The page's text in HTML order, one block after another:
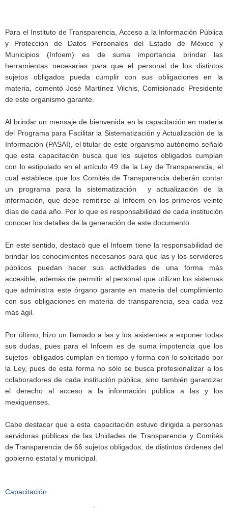
Para el Instituto de Transparencia, Acceso a la Información Pública
y Protección de Datos Personales del Estado de México y
Municipios (Infoem) es de suma importancia brindar las
herramientas necesarias para que el personal de los distintos
sujetos obligados pueda cumplir con sus obligaciones en la
materia, comentó José Martínez Vilchis, Comisionado Presidente
de este organismo garante.
Al brindar un mensaje de bienvenida en la capacitación en materia
del Programa para Facilitar la Sistematización y Actualización de la
Información (PASAI), el titular de este organismo autónomo señaló
que esta capacitación busca que los sujetos obligados cumplan
con lo estipulado en el artículo 49 de la Ley de Transparencia, el
cual establece que los Comités de Transparencia deberán contar
un programa para la sistematización y actualización de la
información, que debe remitirse al Infoem en los primeros veinte
días de cada año. Por lo que es responsabilidad de cada institución
conocer los detalles de la generación de este documento.
En este sentido, destacó que el Infoem tiene la responsabilidad de
brindar los conocimientos necesarios para que las y los servidores
públicos puedan hacer sus actividades de una forma más
accesible, además de permitir al personal que utilizan los sistemas
que administra este órgano garante en materia del cumplimiento
con sus obligaciones en materia de transparencia, sea cada vez
más ágil.
Por último, hizo un llamado a las y los asistentes a exponer todas
sus dudas, pues para el Infoem es de suma impotencia que los
sujetos obligados cumplan en tiempo y forma con lo solicitado por
la Ley, pues de esta forma no sólo se busca profesionalizar a los
colaboradores de cada institución pública, sino también garantizar
el derecho al acceso a la información pública a las y los
mexiquenses.
Cabe destacar que a esta capacitación estuvo dirigida a personas
servidoras públicas de las Unidades de Transparencia y Comités
de Transparencia de 66 sujetos obligados, de distintos órdenes del
gobierno estatal y municipal.
Capacitación